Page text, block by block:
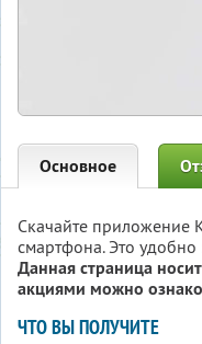
Основное
Скачайте приложение
смартфона. Это удобно
Данная страница
акциями можно
ЧТО ВЫ ПОЛУЧИТЕ